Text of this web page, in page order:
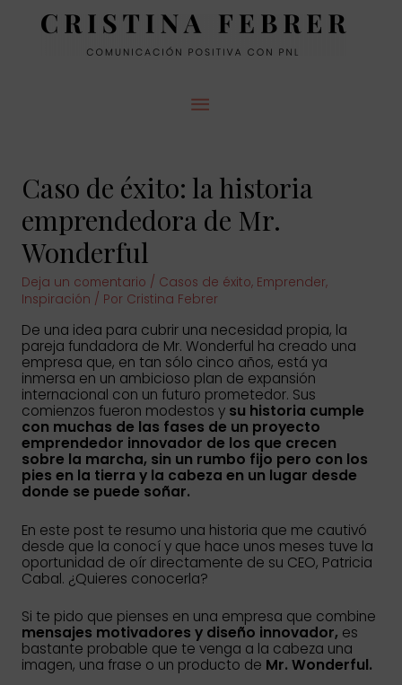
MENÚ
Caso de éxito: la historia
emprendedora de Mr.
Wonderful
Deja un comentario / Casos de éxito, Emprender,
Inspiración / Por Cristina Febrer
De una idea para cubrir una necesidad propia, la
pareja fundadora de Mr. Wonderful ha creado una
empresa que, en tan sólo cinco años, está ya
inmersa en un ambicioso plan de expansión
internacional con un futuro prometedor. Sus
comienzos fueron modestos y su historia cumple
con muchas de las fases de un proyecto
emprendedor innovador de los que crecen
sobre la marcha, sin un rumbo fijo pero con los
pies en la tierra y la cabeza en un lugar desde
donde se puede soñar.
En este post te resumo una historia que me cautivó
desde que la conocí y que hace unos meses tuve la
oportunidad de oír directamente de su CEO, Patricia
Cabal. ¿Quieres conocerla?
Si te pido que pienses en una empresa que combine
mensajes motivadores y diseño innovador, es
bastante probable que te venga a la cabeza una
imagen, una frase o un producto de Mr. Wonderful.